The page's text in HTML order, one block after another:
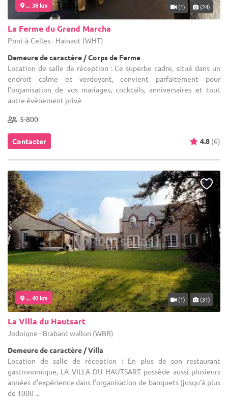
... 38 km (1) (24)
La Ferme du Grand Marcha
Pont-à-Celles - Hainaut (WHT)
Demeure de caractère / Corps de Ferme
Location de salle de réception : Ce superbe cadre, situé dans un
endroit calme et verdoyant, convient parfaitement pour
l’organisation de vos mariages, cocktails, anniversaires et tout
autre évènement privé
5-800
Contacter 4.8 (6)
... 40 km (1) (31)
La Villa du Hautsart
Jodoigne - Brabant wallon (WBR)
Demeure de caractère / Villa
Location de salle de réception : En plus de son restaurant
gastronomique, LA VILLA DU HAUTSART possède aussi plusieurs
années d'expérience dans l'organisation de banquets (jusqu'à plus
de 1000 ...